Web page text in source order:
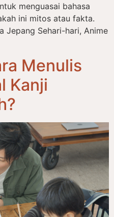
menguasai bahasa
ini mitos atau fakta.
Jepang Sehari-hari, Anime
Menulis
Kanji